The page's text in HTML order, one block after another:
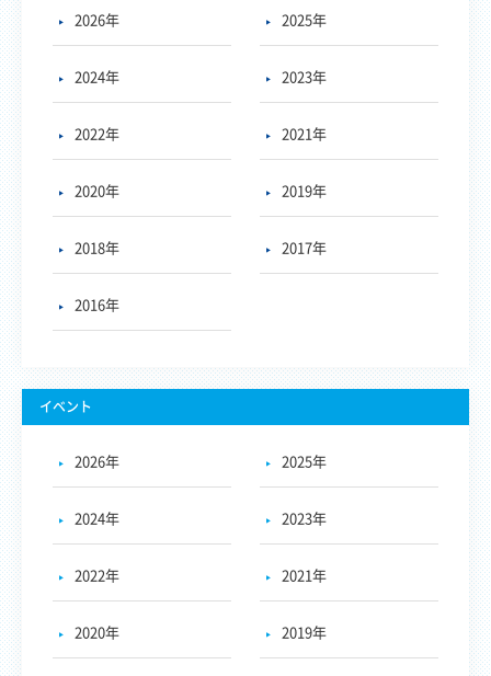
2026年 2025年
2024年 2023年
2022年 2021年
2020年 2019年
2018年 2017年
2016年
イベント
2026年 2025年
2024年 2023年
2022年 2021年
2020年 2019年